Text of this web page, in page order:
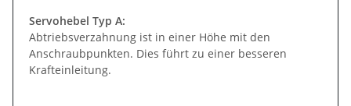
Servohebel Typ A:
Abtriebsverzahnung ist in einer Höhe mit den
Anschraubpunkten. Dies führt zu einer besseren
Krafteinleitung.